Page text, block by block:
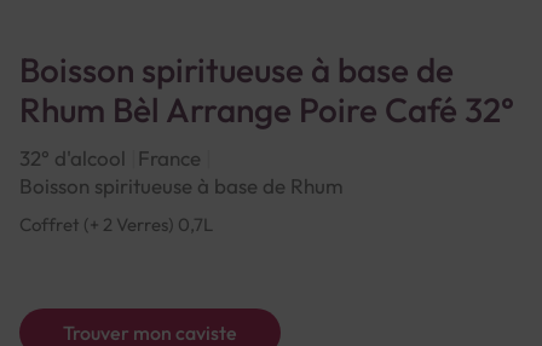
Boisson spiritueuse à base de
Rhum Bèl Arrange Poire Café 32°
32° d'alcool
France
Boisson spiritueuse à base de Rhum
Coffret (+ 2 Verres) 0,7L
Trouver mon caviste